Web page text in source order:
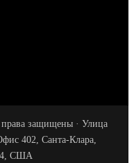
защищены · Улица
402, Санта-Клара,
США